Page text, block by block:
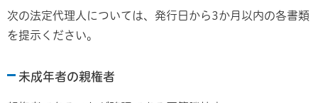
次の法定代理人については、発行日から3か月以内の各書類
を提示ください。
未成年者の親権者